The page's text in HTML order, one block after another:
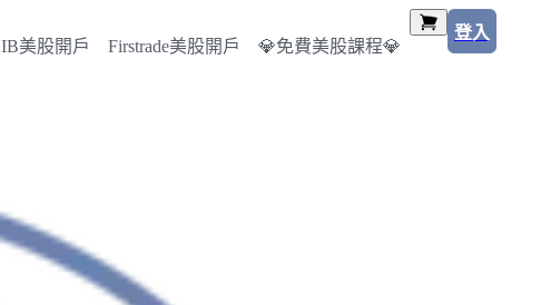
IB美股開戶 Firstrade美股開戶 💎免費美股課程💎
登入